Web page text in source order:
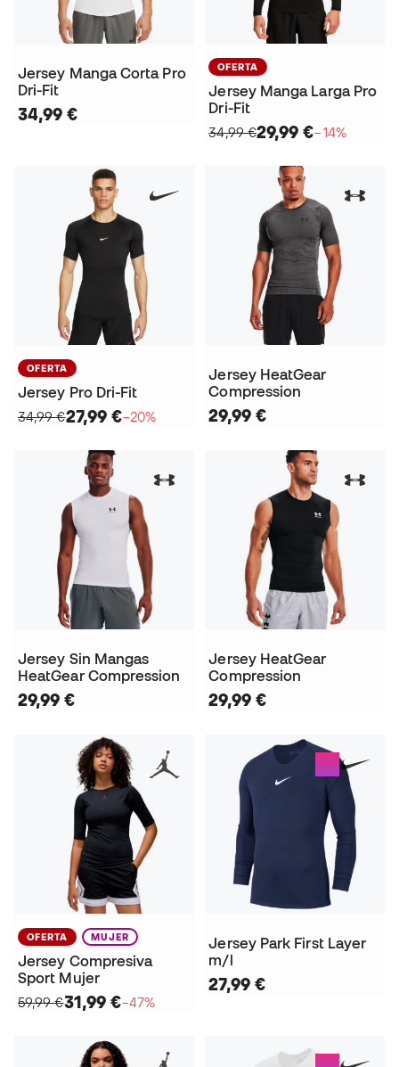
Jersey Manga Corta Pro
Dri-Fit
34,99 €
OFERTA
Jersey Manga Larga Pro
Dri-Fit
34,99 €29,99 €−14%
OFERTA
Jersey Pro Dri-Fit
34,99 €27,99 €−20%
Jersey HeatGear
Compression
29,99 €
Jersey Sin Mangas
HeatGear Compression
29,99 €
Jersey HeatGear
Compression
29,99 €
OFERTA MUJER
Jersey Compresiva
Sport Mujer
59,99 €31,99 €−47%
Jersey Park First Layer
m/l
27,99 €